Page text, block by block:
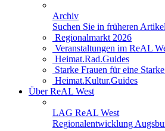
Archiv
Suchen Sie in früheren
Regionalmarkt 2026
Veranstaltungen im ReAL
Heimat.Rad.Guides
Starke Frauen für eine
Heimat.Kultur.Guides
Über ReAL West
LAG ReAL West
Regionalentwicklung